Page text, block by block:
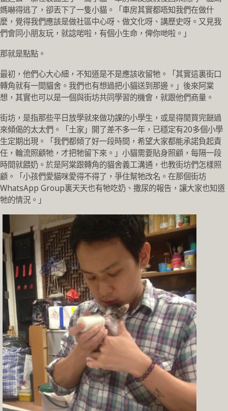
媽嚇得逃了，卻丟下了一隻小貓。「車房其實都唔知我們在做什
麼，覺得我們應該是做社區中心呀、做文化呀、講歷史呀。又見我
們會同小朋友玩，就諗啱啦，有個小生命，俾你哋啦。」
那就是點點。
最初，他們心大心細，不知道是不是應該收留牠。「其實這裏街口
轉角就有一間貓舍。我們也有想過把小貓送到那邊。」後來阿棠
想，其實也可以是一個與街坊共同學習的機會，就跟他們商量。
街坊，是指那些平日放學就來做功課的小學生，或是得閒買完餸過
來傾偈的太太們。「土家」開了差不多一年，已穩定有20多個小學
生定期出現。「我們都傾了好一段時間，希望大家都能承諾負起責
任，輪流照顧牠，才把牠留下來。」小貓需要貼身照顧，每隔一段
時間就餵奶。於是阿棠跟轉角的貓舍義工溝通，也教街坊們怎樣照
顧。「小孩們愛貓咪愛得不得了，爭住幫牠改名。在那個街坊
WhatsApp Group裏天天也有牠吃奶、撒尿的報告，讓大家也知道
牠的情況。」